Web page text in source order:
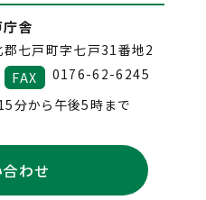
舎
七戸町字七戸31番地2
FAX
0176-62-6245
分から午後5時まで
わせ